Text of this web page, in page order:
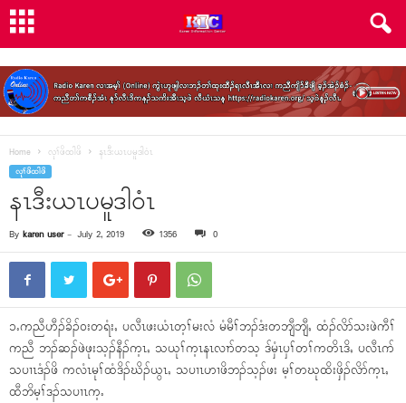
Home လုၢ်ဖိထါဖိ နၤဒီးယၤပမူဒါ၀ံၤ
လုၢ်ဖိထါဖိ
နၤဒီးယၤပမူဒါ၀ံၤ
By karen user- July 2, 2019 1356 0
၁ႉကညီဟီၣ်ခိၣ်၀းတရံးႇ ပလီၤဖးယံၤတ့ၢ်မးလံ မံမီၢ်ဘၣ်ဒံးတဘျီဘျီႇ ထံၣ်လိာ်သးဖဲကီၢ်
ကညီ ဘၣ်ဆၣ်ဖဲဖုးသ့ၣ်နီၣ်က့ၤႇ သယုၢ်က့ၤနၤလၢာ်တသ့ ဒ်မှံၤၦၢ်တၢ်ကတိၤဒိႇ ပလီၤဂာ်
သပၢၤဒံၣ်ဖိ ကလံၤမုၢ်ထံဒိၣ်ဃိၣ်ယွၤႇ သပၢၤဟၢဖိဘၣ်သ့ၣ်ဖး မ့ၢ်တဃုထိးဖှိၣ်လိာ်က့ၤႇ
ထီဘိမ့ၢ်ဒၣ်သပၢၤက့ႉ